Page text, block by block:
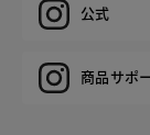
公式
商品サポ